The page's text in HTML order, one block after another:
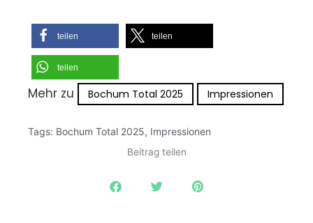
teilen teilen
teilen
Mehr zu Bochum Total 2025 Impressionen
Tags: Bochum Total 2025, Impressionen
Beitrag teilen